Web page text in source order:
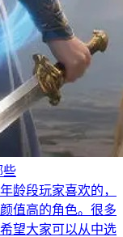
些
龄段玩家喜欢的，
值高的角色。很多
望大家可以从中选